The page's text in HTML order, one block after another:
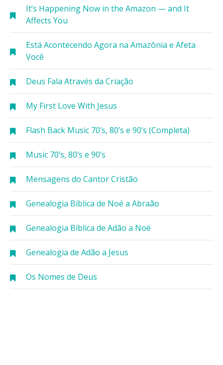
It’s Happening Now in the Amazon — and It
Affects You
Está Acontecendo Agora na Amazônia e Afeta
Você
Deus Fala Através da Criação
My First Love With Jesus
Flash Back Music 70’s, 80’s e 90’s (Completa)
Music 70’s, 80’s e 90’s
Mensagens do Cantor Cristão
Genealogia Bíblica de Noé a Abraão
Genealogia Bíblica de Adão a Noé
Genealogia de Adão a Jesus
Os Nomes de Deus